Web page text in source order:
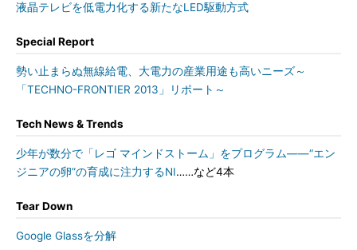
液晶テレビを低電力化する新たなLED駆動方式
Special Report
勢い止まらぬ無線給電、大電力の産業用途も高いニーズ～
「TECHNO-FRONTIER 2013」リポート～
Tech News & Trends
少年が数分で「レゴ マインドストーム」をプログラム――“エン
ジニアの卵”の育成に注力するNI……など4本
Tear Down
Google Glassを分解